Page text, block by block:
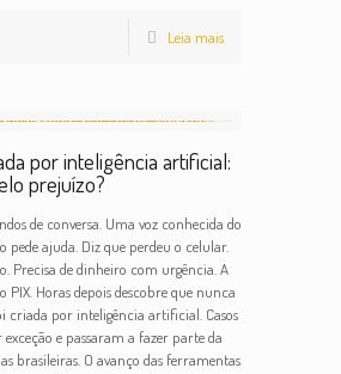
Leia mais
por inteligência artificial:
prejuízo?
de conversa. Uma voz conhecida do
ajuda. Diz que perdeu o celular.
Precisa de dinheiro com urgência. A
PIX. Horas depois descobre que nunca
criada por inteligência artificial. Casos
exceção e passaram a fazer parte da
brasileiras. O avanço das ferramentas